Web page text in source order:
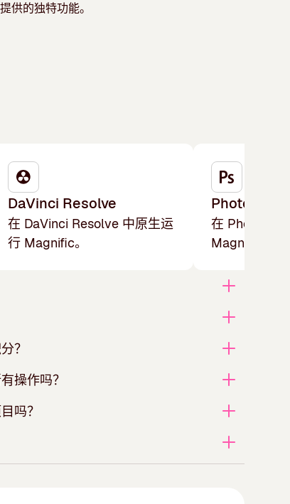
供的独特功能。
DaVinci Resolve
在 DaVinci Resolve 中原生运
行 Magnific。
Photoshop
在
Magnific。
？
操作吗？
吗？